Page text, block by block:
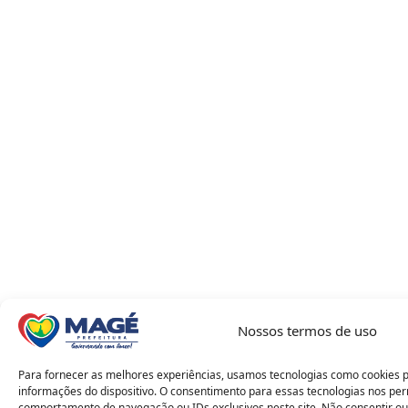
Nossos termos de uso
Para fornecer as melhores experiências, usamos tecnologias como cookies
informações do dispositivo. O consentimento para essas tecnologias nos